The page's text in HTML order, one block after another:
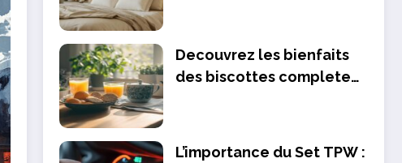
Decouvrez les bienfaits
des biscottes completes
L’importance du Set TPW :